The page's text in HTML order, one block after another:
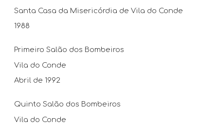
Santa Casa da Misericórdia de Vila do Conde
1988
Primeiro Salão dos Bombeiros
Vila do Conde
Abril de 1992
Quinto Salão dos Bombeiros
Vila do Conde